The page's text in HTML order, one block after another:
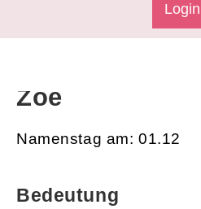
Login
Zoe
Namenstag am: 01.12
Bedeutung